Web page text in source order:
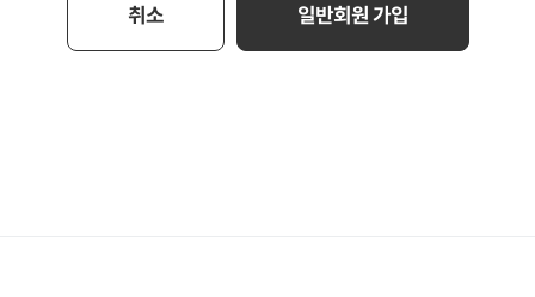
취소 일반회원 가입